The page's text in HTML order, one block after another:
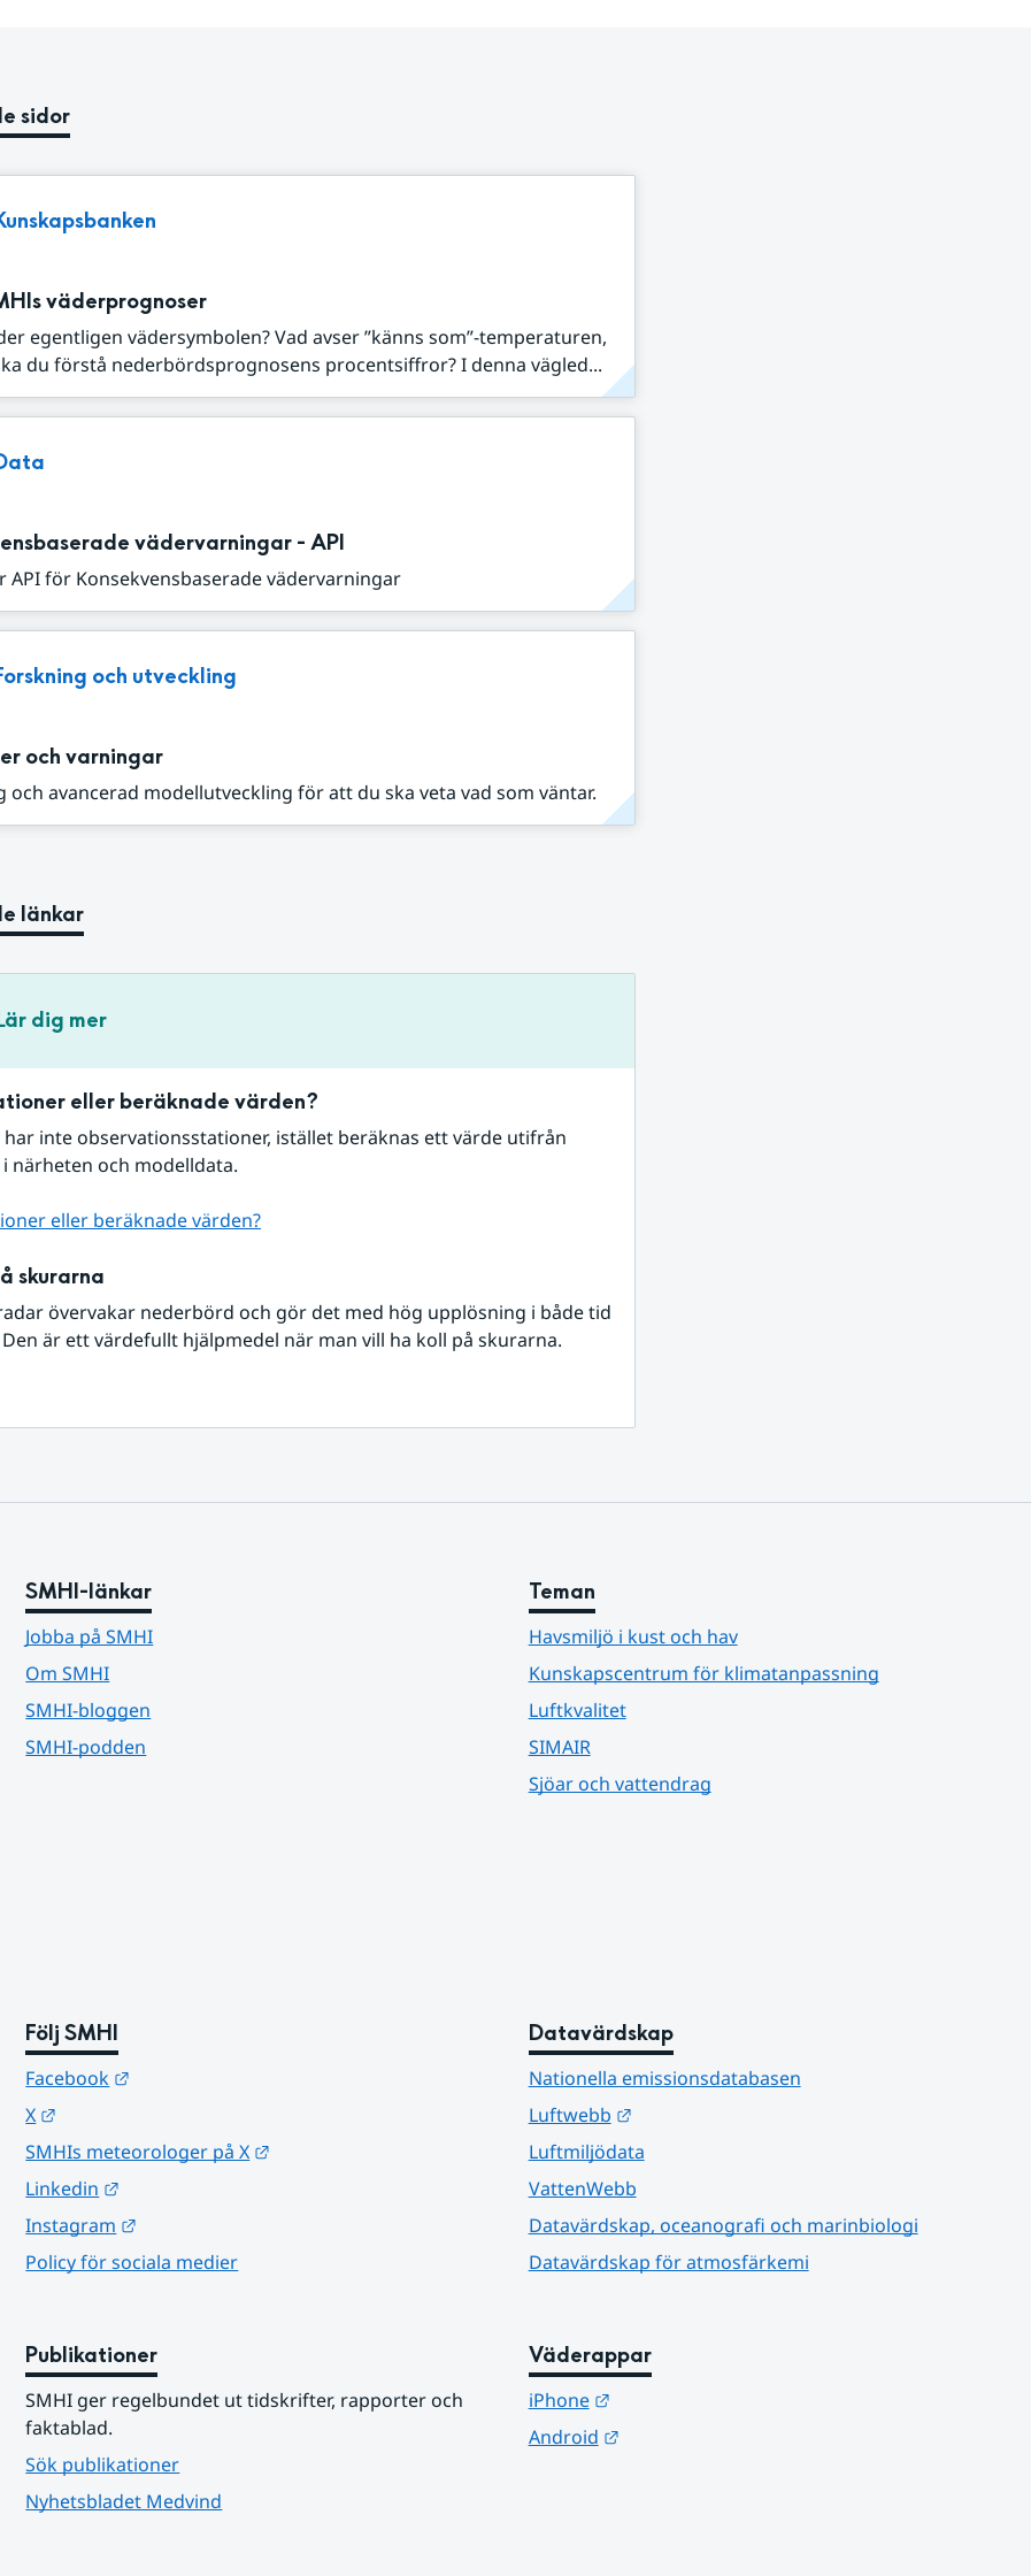
sidor
väderprognoser
egentligen vädersymbolen? Vad avser ”känns som”-temperaturen,
du förstå nederbördsprognosens procentsiffror? I denna vägled...
vädervarningar - API
API för Konsekvensbaserade vädervarningar
och utveckling
och varningar
och avancerad modellutveckling för att du ska veta vad som väntar.
länkar
dig mer
eller beräknade värden?
inte observationsstationer, istället beräknas ett värde utifrån
närheten och modelldata.
eller beräknade värden?
skurarna
övervakar nederbörd och gör det med hög upplösning i både tid
är ett värdefullt hjälpmedel när man vill ha koll på skurarna.
SMHI-länkar
Jobba på SMHI
Om SMHI
SMHI-bloggen
SMHI-podden
Teman
Havsmiljö i kust och hav
Kunskapscentrum för klimatanpassning
Luftkvalitet
SIMAIR
Sjöar och vattendrag
Följ SMHI
Facebook
X
SMHIs meteorologer på X
Linkedin
Instagram
Policy för sociala medier
Datavärdskap
Nationella emissionsdatabasen
Luftwebb
Länk till annan webbplats.
Luftmiljödata
VattenWebb
Datavärdskap, oceanografi och marinbiologi
Datavärdskap för atmosfärkemi
Publikationer
SMHI ger regelbundet ut tidskrifter, rapporter och
faktablad.
Sök publikationer
Nyhetsbladet Medvind
Väderappar
iPhone
Länk till annan webbplats.
Android
Länk till annan webbplats.